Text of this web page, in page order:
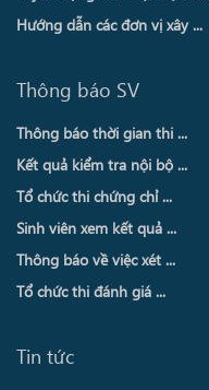
Hướng dẫn các đơn vị xây ...
Thông báo SV
Thông báo thời gian thi ...
Kết quả kiểm tra nội bộ ...
Tổ chức thi chứng chỉ ...
Sinh viên xem kết quả ...
Thông báo về việc xét ...
Tổ chức thi đánh giá ...
Tin tức